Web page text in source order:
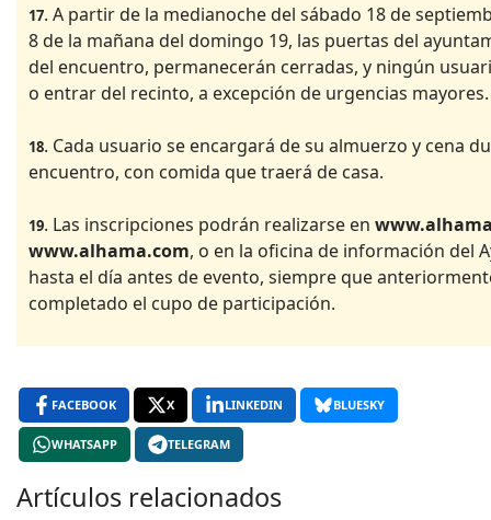
17. A partir de la medianoche del sábado 18 de
8 de la mañana del domingo 19, las puertas del
del encuentro, permanecerán cerradas, y ningún
o entrar del recinto, a excepción de urgencias mayores.
18. Cada usuario se encargará de su almuerzo y cena
encuentro, con comida que traerá de casa.
19. Las inscripciones podrán realizarse en
www.alhama.com, o en la oficina de información del
hasta el día antes de evento, siempre que
completado el cupo de participación.
FACEBOOK X LINKEDIN BLUESKY
WHATSAPP TELEGRAM
Artículos relacionados